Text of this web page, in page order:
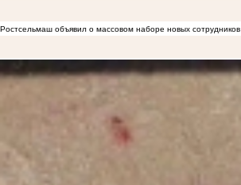
Ростсельмаш объявил о массовом наборе новых сотрудников